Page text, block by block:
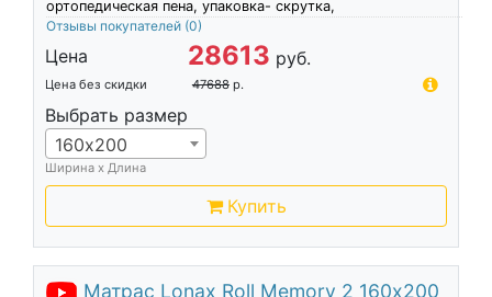
ортопедическая пена, упаковка- скрутка,
Отзывы покупателей (0)
Цена 28613 руб.
Цена без скидки 47688 р.
Выбрать размер
160х200
Ширина х Длина
Купить
Матрас Lonax Roll Memory 2 160х200